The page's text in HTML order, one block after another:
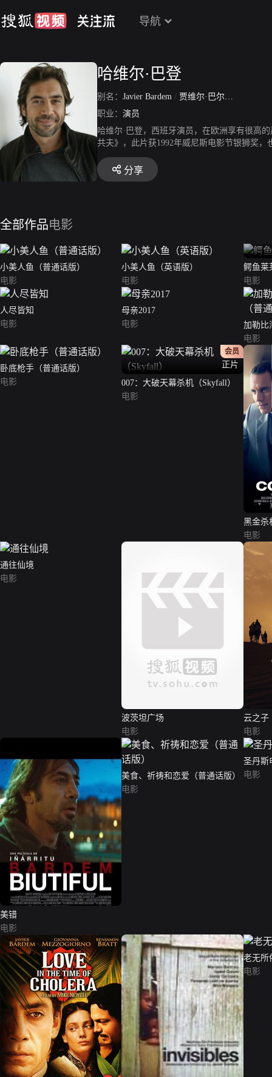
导航
哈维尔·巴登
别名： Javier Bardem / 贾维尔·巴尔登
职业： 演员
哈维尔·巴登，西班牙演员，在欧洲享有很高
共夫》，此片获1992年威尼斯电影节银狮奖
一炮而红。主要作品包括《深海长眠》、《
分享
全部作品电影
小美人鱼（普通话版）
电影
小美人鱼（英语版）
电影
鳄鱼莱
电影
人尽皆知
电影
母亲2017
电影
加勒比
话版）
电影
卧底枪手（普通话版）
电影
正片
会员
007：大破天幕杀机（Skyfall）
电影
黑金杀
电影
通往仙境
电影
波茨坦广场
电影
云之子
电影
美错
电影
美食、祈祷和恋爱（普通话版）
电影
圣丹斯
电影
老无所
电影